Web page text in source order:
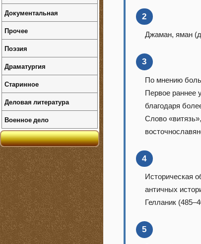
2
Джаман, яман
3
По мнению
Первое раннее
благодаря
Слово
4
Историческая
античных
Гелланик
5
Документальная
Прочее
Поэзия
Драматургия
Старинное
Деловая литература
Военное дело